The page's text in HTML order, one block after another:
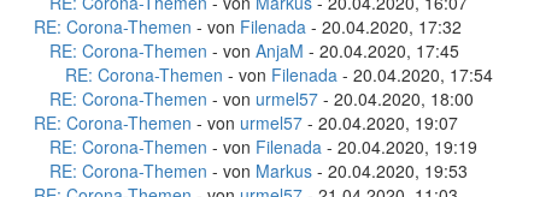
RE: Corona-Themen - von Filenada - 20.04.2020, 17:32
RE: Corona-Themen - von AnjaM - 20.04.2020, 17:45
RE: Corona-Themen - von Filenada - 20.04.2020, 17:54
RE: Corona-Themen - von urmel57 - 20.04.2020, 18:00
RE: Corona-Themen - von urmel57 - 20.04.2020, 19:07
RE: Corona-Themen - von Filenada - 20.04.2020, 19:19
RE: Corona-Themen - von Markus - 20.04.2020, 19:53